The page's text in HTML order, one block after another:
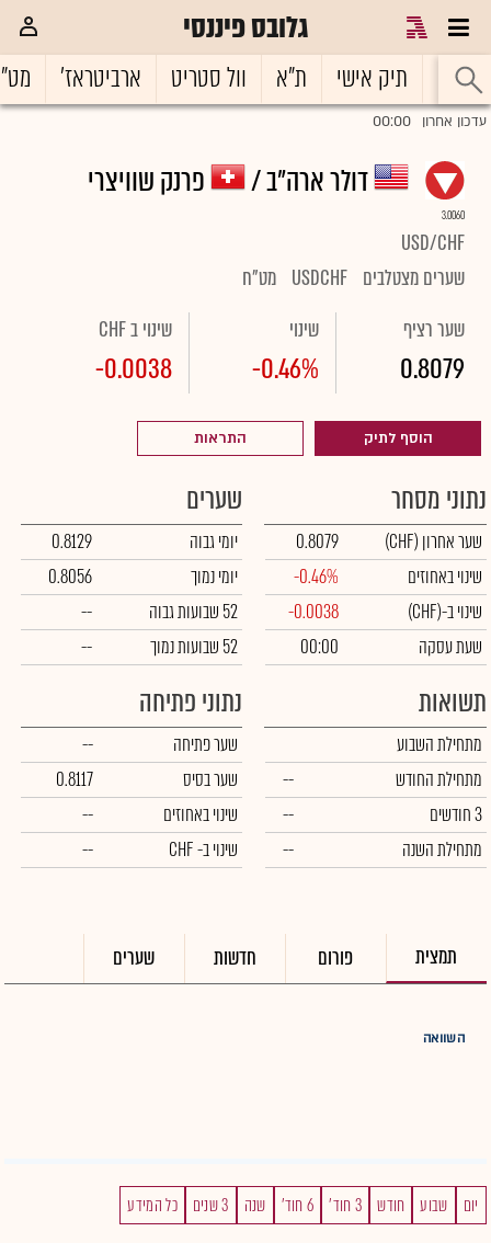
גלובס פיננסי
ראשי תיק אישי ת"א וול סטריט ארביטראז'
עדכון אחרון 00:00
תמצית פורום חדשות שערים
השוואה
יום שבוע חודש 3 חוד' 6 חוד' שנה 3 שנים כל המידע
דולר ארה"ב / פרנק שוויצרי
3.0060
USD/CHF
שערים מצטלבים USDCHF מט"ח
שער רציף
0.8079
שינוי
-0.46%
שינוי ב CHF
-0.0038
הוסף לתיק התראות
נתוני מסחר
שער אחרון (CHF)
0.8079
שינוי באחוזים
-0.46%
שינוי ב-(CHF)
-0.0038
שעת עסקה
00:00
שערים
יומי גבוה
0.8129
יומי נמוך
0.8056
52 שבועות גבוה
--
52 שבועות נמוך
--
תשואות
מתחילת השבוע
מתחילת החודש
--
3 חודשים
--
מתחילת השנה
--
נתוני פתיחה
שער פתיחה
--
שער בסיס
0.8117
שינוי באחוזים
--
שינויב- CHF --